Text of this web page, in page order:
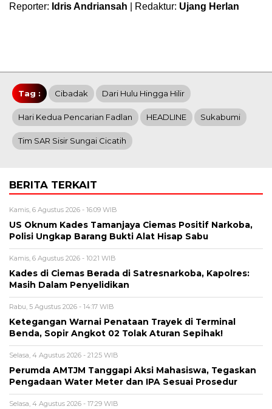
Reporter: Idris Andriansah | Redaktur: Ujang Herlan
Tag : Cibadak Dari Hulu Hingga Hilir
Hari Kedua Pencarian Fadlan HEADLINE Sukabumi
Tim SAR Sisir Sungai Cicatih
BERITA TERKAIT
Kamis, 6 Agustus 2026 - 16:09 WIB
US Oknum Kades Tamanjaya Ciemas Positif Narkoba,
Polisi Ungkap Barang Bukti Alat Hisap Sabu
Kamis, 6 Agustus 2026 - 10:21 WIB
Kades di Ciemas Berada di Satresnarkoba, Kapolres:
Masih Dalam Penyelidikan
Rabu, 5 Agustus 2026 - 14:17 WIB
Ketegangan Warnai Penataan Trayek di Terminal
Benda, Sopir Angkot 02 Tolak Aturan Sepihak!
Selasa, 4 Agustus 2026 - 21:25 WIB
Perumda AMTJM Tanggapi Aksi Mahasiswa, Tegaskan
Pengadaan Water Meter dan IPA Sesuai Prosedur
Selasa, 4 Agustus 2026 - 17:29 WIB